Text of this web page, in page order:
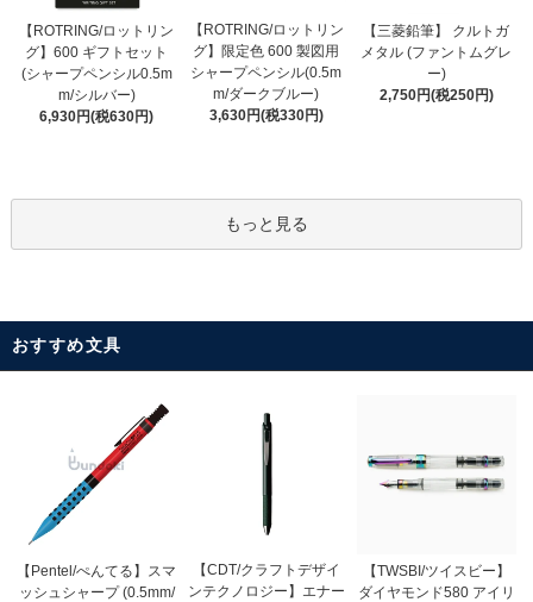
【ROTRING/ロットリン
グ】600 ギフトセット
(シャープペンシル0.5m
m/シルバー)
6,930円(税630円)
【ROTRING/ロットリン
グ】限定色 600 製図用
シャープペンシル(0.5m
m/ダークブルー)
3,630円(税330円)
【三菱鉛筆】 クルトガ
メタル (ファントムグレ
ー)
2,750円(税250円)
もっと見る
おすすめ文具
【Pentel/ぺんてる】スマ
ッシュシャープ (0.5mm/
【CDT/クラフトデザイ
ンテクノロジー】エナー
【TWSBI/ツイスビー】
ダイヤモンド580 アイリ